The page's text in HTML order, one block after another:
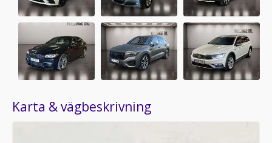
Karta & vägbeskrivning